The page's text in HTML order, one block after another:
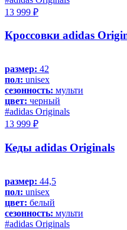
13 999 ₽
Кроссовки adidas
размер: 42
пол: unisex
сезонность: мульти
цвет: черный
#adidas Originals
13 999 ₽
Кеды adidas Originals
размер: 44,5
пол: unisex
цвет: белый
сезонность: мульти
#adidas Originals